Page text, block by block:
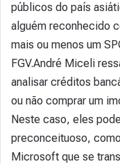
públicos do país
alguém reconhecido
mais ou menos um
FGV.André Miceli
analisar créditos
ou não comprar um
Neste caso, eles
preconceituoso,
Microsoft que se